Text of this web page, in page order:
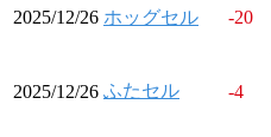
2025/12/26 ホッグセル -20
2025/12/26 ふたセル -4